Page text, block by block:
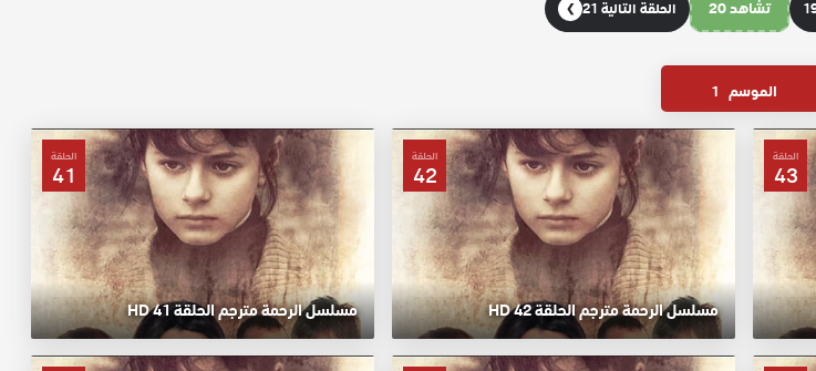
تشاهد 20 الحلقة التالية 21 ❯
الموسم 1
الحلقة
43
الحلقة
42
مسلسل الرحمة مترجم الحلقة 42 HD
الحلقة
41
مسلسل الرحمة مترجم الحلقة 41 HD